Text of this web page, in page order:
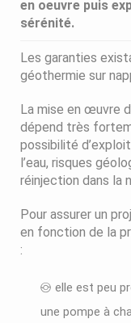
en oeuvre puis
sérénité.
Les garanties
géothermie sur
La mise en œuvre
dépend très
possibilité
l’eau, risques
réinjection dans la
Pour assurer un
en fonction de la
:
elle est peu
une pompe à